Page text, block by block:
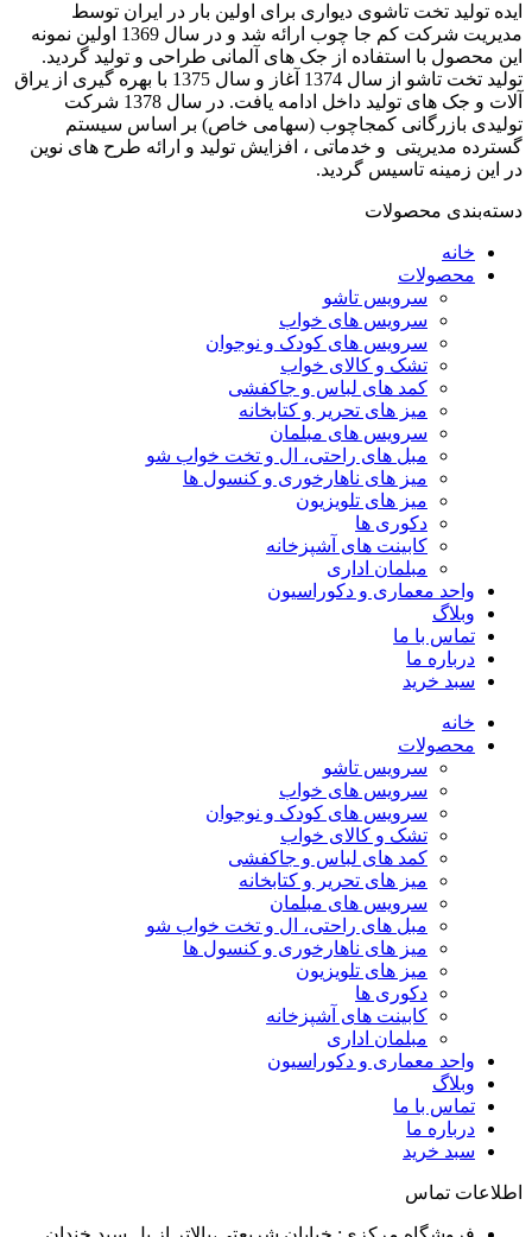
ایده تولید تخت تاشوی دیواری برای اولین بار در ایران توسط
مدیریت شرکت کم جا چوب ارائه شد و در سال 1369 اولین نمونه
این محصول با استفاده از جک های آلمانی طراحی و تولید گردید.
تولید تخت تاشو از سال 1374 آغاز و سال 1375 با بهره گیری از یراق
آلات و جک های تولید داخل ادامه یافت. در سال 1378 شرکت
تولیدی بازرگانی کمجاچوب (سهامی خاص) بر اساس سیستم
گسترده مدیریتی و خدماتی ، افزایش تولید و ارائه طرح های نوین
در این زمینه تاسیس گردید.
دسته‌بندی محصولات
خانه
محصولات
سرویس تاشو
سرویس های خواب
سرویس های کودک و نوجوان
تشک و کالای خواب
کمد های لباس و جاکفشی
میز های تحریر و کتابخانه
سرویس های مبلمان
مبل های راحتی، ال و تخت خواب شو
میز های ناهارخوری و کنسول ها
میز های تلویزیون
دکوری ها
کابینت های آشپزخانه
مبلمان اداری
واحد معماری و دکوراسیون
وبلاگ
تماس با ما
درباره ما
سبد خرید
خانه
محصولات
سرویس تاشو
سرویس های خواب
سرویس های کودک و نوجوان
تشک و کالای خواب
کمد های لباس و جاکفشی
میز های تحریر و کتابخانه
سرویس های مبلمان
مبل های راحتی، ال و تخت خواب شو
میز های ناهارخوری و کنسول ها
میز های تلویزیون
دکوری ها
کابینت های آشپزخانه
مبلمان اداری
واحد معماری و دکوراسیون
وبلاگ
تماس با ما
درباره ما
سبد خرید
اطلاعات تماس